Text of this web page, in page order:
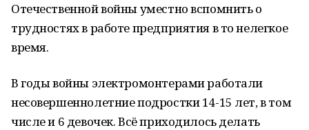
Отечественной войны уместно вспомнить о
трудностях в работе предприятия в то нелегкое
время.
В годы войны электромонтерами работали
несовершеннолетние подростки 14-15 лет, в том
числе и 6 девочек. Всё приходилось делать